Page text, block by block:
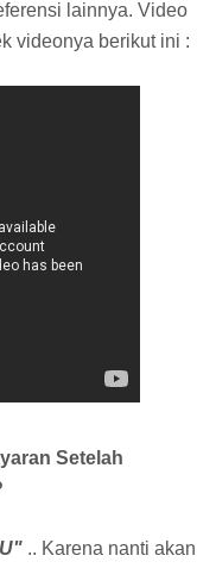
lainnya. Video
videonya berikut ini :
Setelah
.. Karena nanti akan